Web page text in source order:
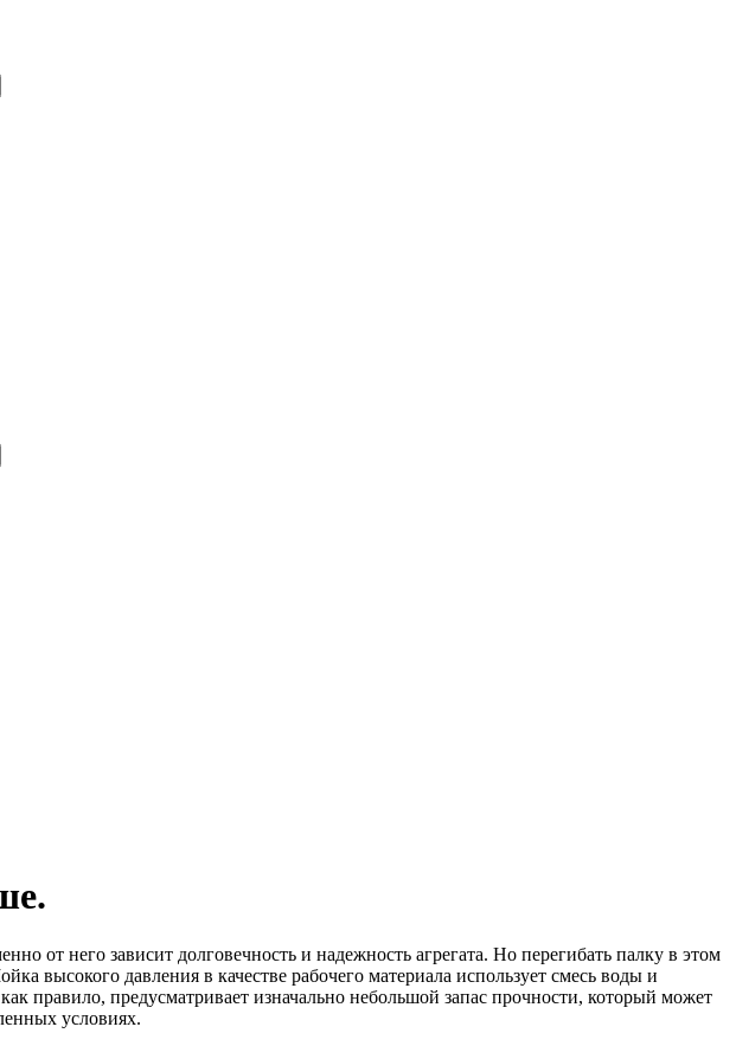
от него зависит долговечность и надежность агрегата. Но перегибать палку в этом
высокого давления в качестве рабочего материала использует смесь воды и
правило, предусматривает изначально небольшой запас прочности, который может
условиях.